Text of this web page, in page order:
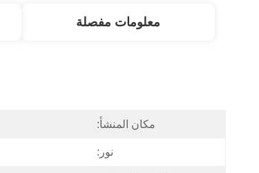
معلومات مفصلة
مكان المنشأ:
نور: